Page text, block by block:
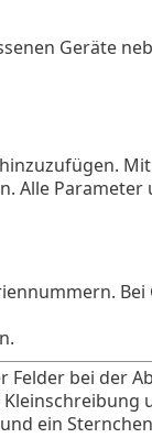
Geräte
Alle
Bei
Felder bei der
ein